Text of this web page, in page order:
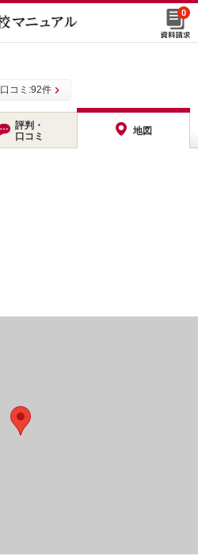
0
口コミ:92件
評判・
口コミ
地図